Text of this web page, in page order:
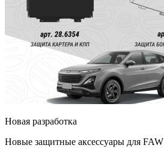
Новая разработка
Новые защитные аксессуары для